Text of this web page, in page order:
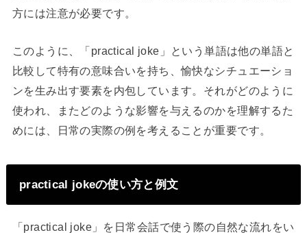
方には注意が必要です。
このように、「practical joke」という単語は他の単語と
比較して特有の意味合いを持ち、愉快なシチュエーショ
ンを生み出す要素を内包しています。それがどのように
使われ、またどのような影響を与えるのかを理解するた
めには、日常の実際の例を考えることが重要です。
practical jokeの使い方と例文
「practical joke」を日常会話で使う際の自然な流れをい